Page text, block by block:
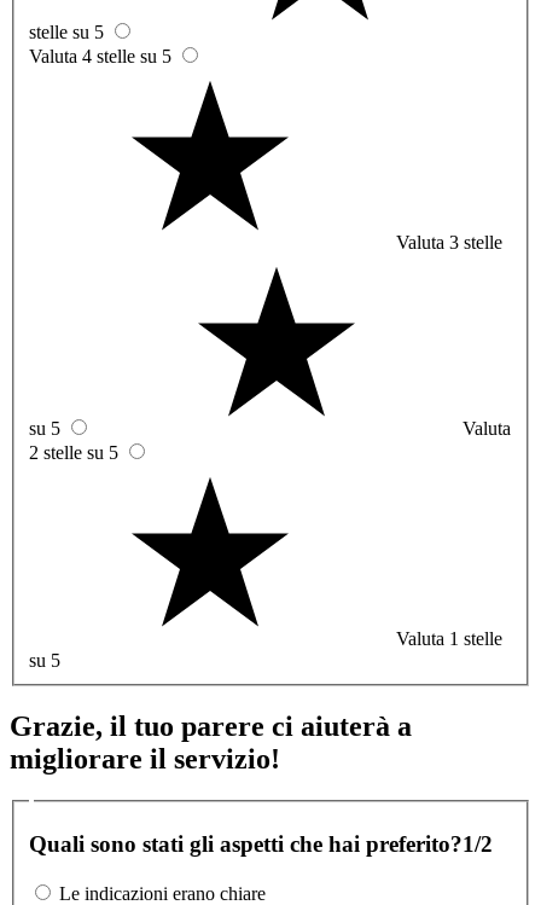
stelle su 5
Valuta 4 stelle su 5
Valuta 3 stelle
su 5
Valuta
2 stelle su 5
Valuta 1 stelle
su 5
Grazie, il tuo parere ci aiuterà a
migliorare il servizio!
Quali sono stati gli aspetti che hai preferito?1/2
Le indicazioni erano chiare